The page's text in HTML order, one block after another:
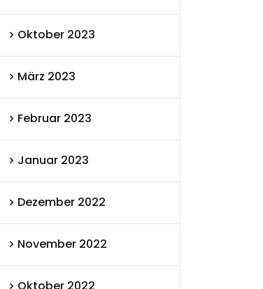
Oktober 2023
März 2023
Februar 2023
Januar 2023
Dezember 2022
November 2022